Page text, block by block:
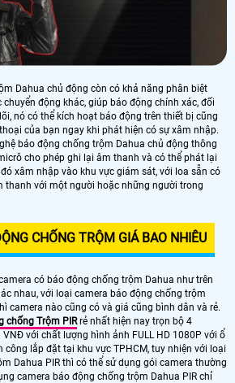
Dahua chủ động còn có khả năng phân biệt
động khác, giúp báo động chính xác, đối
nó có thể kích hoạt báo động trên thiết bị cũng
của bạn ngay khi phát hiện có sự xâm nhập.
báo động chống trộm Dahua chủ động thông
cho phép ghi lại âm thanh và có thể phát lại
xâm nhập vào khu vực giám sát, với loa sẵn có
thanh với một người hoặc những người trong
CHỐNG TRỘM GIÁ BAO NHIÊU
có báo động chống trộm Dahua như trên
nhau, với loại camera báo động chống trộm
camera nào cũng có và giá cũng bình dân và rẻ.
chống Trộm PIRrẻ nhất hiện nay trọn bộ 4
với chất lượng hình ảnh FULL HD 1080P với ổ
công lắp đặt tại khu vực TPHCM, tuy nhiện với loại
Dahua PIR thì có thể sử dụng gói camera thường
camera báo động chống trộm Dahua PIR chỉ